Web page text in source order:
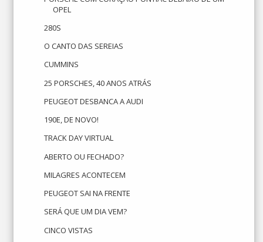
OPEL
280S
O CANTO DAS SEREIAS
CUMMINS
25 PORSCHES, 40 ANOS ATRÁS
PEUGEOT DESBANCA A AUDI
190E, DE NOVO!
TRACK DAY VIRTUAL
ABERTO OU FECHADO?
MILAGRES ACONTECEM
PEUGEOT SAI NA FRENTE
SERÁ QUE UM DIA VEM?
CINCO VISTAS